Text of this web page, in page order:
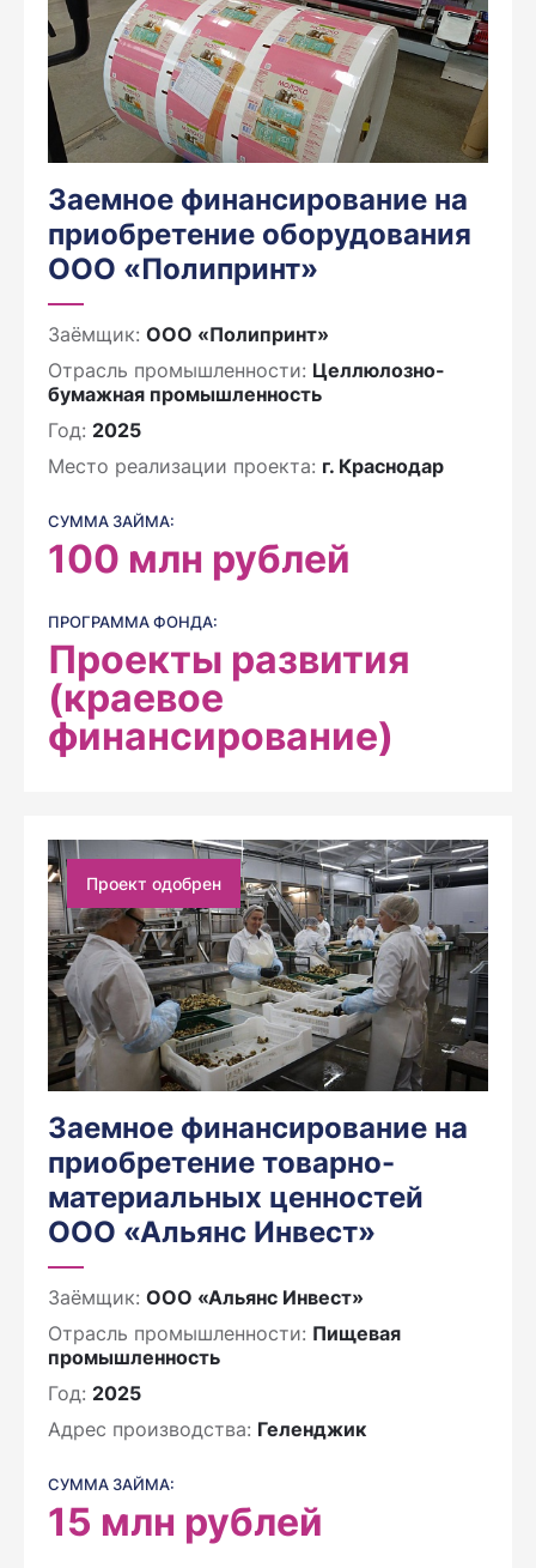
Заемное финансирование на
приобретение оборудования
ООО «Полипринт»
Заёмщик: ООО «Полипринт»
Отрасль промышленности: Целлюлозно-
бумажная промышленность
Год: 2025
Место реализации проекта: г. Краснодар
СУММА ЗАЙМА:
100 млн рублей
ПРОГРАММА ФОНДА:
Проекты развития
(краевое
финансирование)
Проект одобрен
Заемное финансирование на
приобретение товарно-
материальных ценностей
ООО «Альянс Инвест»
Заёмщик: ООО «Альянс Инвест»
Отрасль промышленности: Пищевая
промышленность
Год: 2025
Адрес производства: Геленджик
СУММА ЗАЙМА:
15 млн рублей